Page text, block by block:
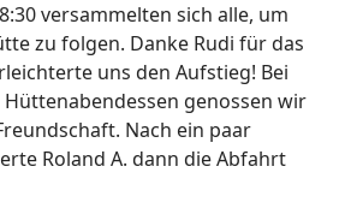
versammelten sich alle, um
zu folgen. Danke Rudi für das
uns den Aufstieg! Bei
genossen wir
Nach ein paar
Roland A. dann die Abfahrt